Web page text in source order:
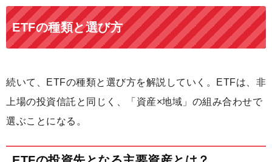
ETFの種類と選び方
続いて、ETFの種類と選び方を解説していく。ETFは、非
上場の投資信託と同じく、「資産×地域」の組み合わせで
選ぶことになる。